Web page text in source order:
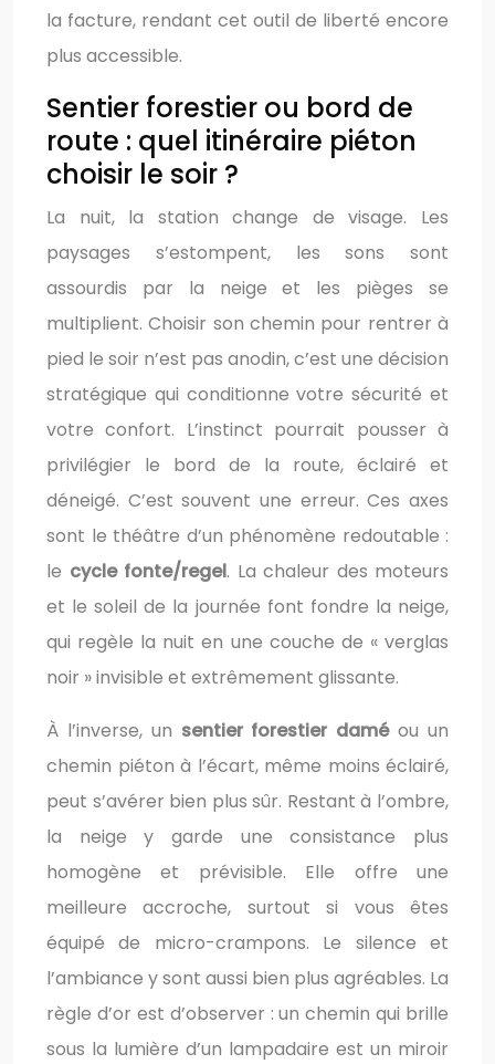
la facture, rendant cet outil de liberté encore
plus accessible.
Sentier forestier ou bord de
route : quel itinéraire piéton
choisir le soir ?
La nuit, la station change de visage. Les
paysages s’estompent, les sons sont
assourdis par la neige et les pièges se
multiplient. Choisir son chemin pour rentrer à
pied le soir n’est pas anodin, c’est une décision
stratégique qui conditionne votre sécurité et
votre confort. L’instinct pourrait pousser à
privilégier le bord de la route, éclairé et
déneigé. C’est souvent une erreur. Ces axes
sont le théâtre d’un phénomène redoutable :
le cycle fonte/regel. La chaleur des moteurs
et le soleil de la journée font fondre la neige,
qui regèle la nuit en une couche de « verglas
noir » invisible et extrêmement glissante.
À l’inverse, un sentier forestier daméou un
chemin piéton à l’écart, même moins éclairé,
peut s’avérer bien plus sûr. Restant à l’ombre,
la neige y garde une consistance plus
homogène et prévisible. Elle offre une
meilleure accroche, surtout si vous êtes
équipé de micro-crampons. Le silence et
l’ambiance y sont aussi bien plus agréables. La
règle d’or est d’observer : un chemin qui brille
sous la lumière d’un lampadaire est un miroir